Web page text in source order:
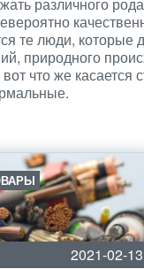
те люди, которые
природного
что же
2021-02-13